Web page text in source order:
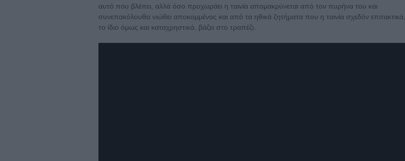
αυτό που βλέπει, αλλά όσο προχωράει η ταινία απομακρύνεται από τον πυρήνα του και
συνεπακόλουθα νιώθει αποκομμένος και από τα ηθικά ζητήματα που η ταινία σχεδόν επιτακτικά,
το ίδιο όμως και καταχρηστικά, βάζει στο τραπέζι.